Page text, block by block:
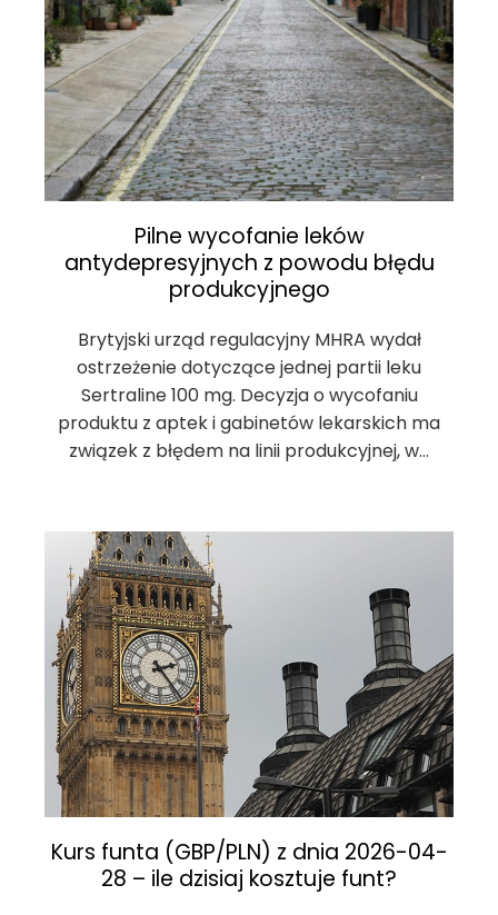
Pilne wycofanie leków
antydepresyjnych z powodu błędu
produkcyjnego
Brytyjski urząd regulacyjny MHRA wydał
ostrzeżenie dotyczące jednej partii leku
Sertraline 100 mg. Decyzja o wycofaniu
produktu z aptek i gabinetów lekarskich ma
związek z błędem na linii produkcyjnej, w…
Kurs funta (GBP/PLN) z dnia 2026-04-
28 – ile dzisiaj kosztuje funt?